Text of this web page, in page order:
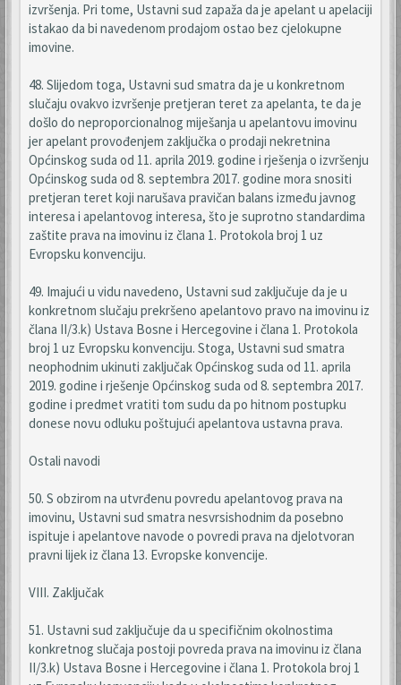
izvršenja. Pri tome, Ustavni sud zapaža da je apelant u apelaciji
istakao da bi navedenom prodajom ostao bez cjelokupne
imovine.
48. Slijedom toga, Ustavni sud smatra da je u konkretnom
slučaju ovakvo izvršenje pretjeran teret za apelanta, te da je
došlo do neproporcionalnog miješanja u apelantovu imovinu
jer apelant provođenjem zaključka o prodaji nekretnina
Općinskog suda od 11. aprila 2019. godine i rješenja o izvršenju
Općinskog suda od 8. septembra 2017. godine mora snositi
pretjeran teret koji narušava pravičan balans između javnog
interesa i apelantovog interesa, što je suprotno standardima
zaštite prava na imovinu iz člana 1. Protokola broj 1 uz
Evropsku konvenciju.
49. Imajući u vidu navedeno, Ustavni sud zaključuje da je u
konkretnom slučaju prekršeno apelantovo pravo na imovinu iz
člana II/3.k) Ustava Bosne i Hercegovine i člana 1. Protokola
broj 1 uz Evropsku konvenciju. Stoga, Ustavni sud smatra
neophodnim ukinuti zaključak Općinskog suda od 11. aprila
2019. godine i rješenje Općinskog suda od 8. septembra 2017.
godine i predmet vratiti tom sudu da po hitnom postupku
donese novu odluku poštujući apelantova ustavna prava.
Ostali navodi
50. S obzirom na utvrđenu povredu apelantovog prava na
imovinu, Ustavni sud smatra nesvrsishodnim da posebno
ispituje i apelantove navode o povredi prava na djelotvoran
pravni lijek iz člana 13. Evropske konvencije.
VIII. Zaključak
51. Ustavni sud zaključuje da u specifičnim okolnostima
konkretnog slučaja postoji povreda prava na imovinu iz člana
II/3.k) Ustava Bosne i Hercegovine i člana 1. Protokola broj 1